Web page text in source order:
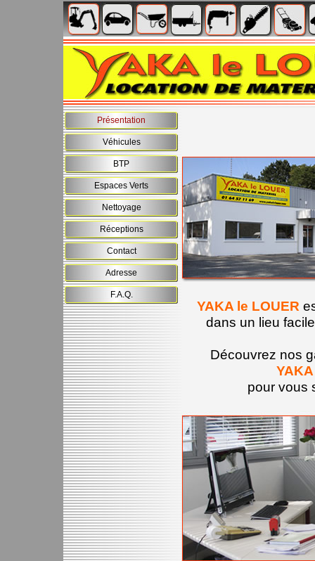
Présentation
Véhicules
BTP
Espaces Verts
Nettoyage
Réceptions
Contact
Adresse
F.A.Q.
YAKA le LOUER
dans un lieu
Découvrez nos
pour vous